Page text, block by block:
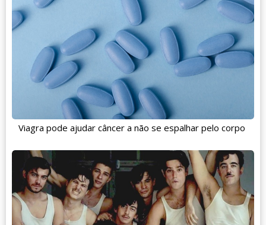
Viagra pode ajudar câncer a não se espalhar pelo corpo